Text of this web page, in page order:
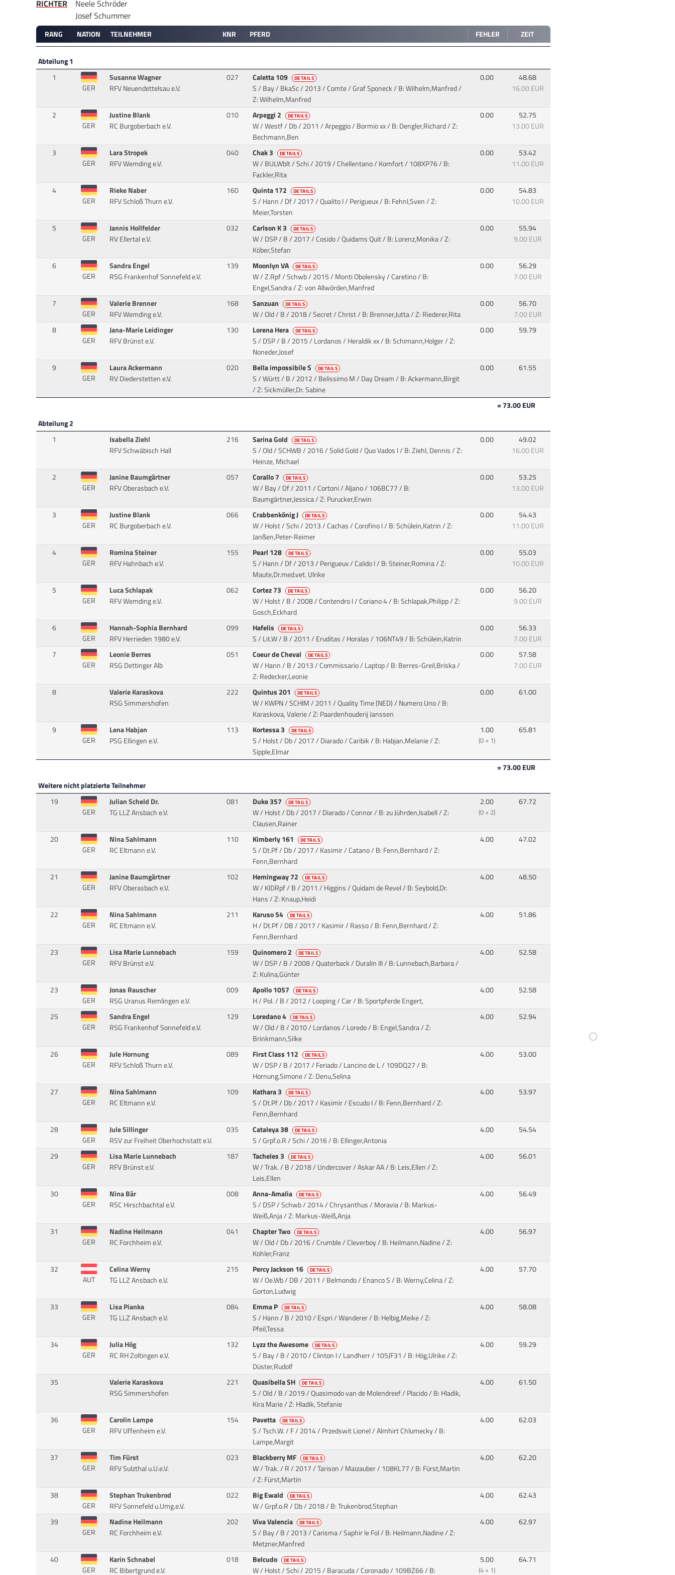
RICHTER
Neele Schröder
Josef Schummer
RANG NATION TEILNEHMER KNR PFERD FEHLER ZEIT
Abteilung 1
1
GER
Susanne Wagner
RFV Neuendettelsau e.V.
027 Caletta 109 DETAILS
S / Bay / BkaSc / 2013 / Comte / Graf Sponeck/ B: Wilhelm,Manfred /
Z: Wilhelm,Manfred
0.00
48.68
16.00 EUR
2
GER
Justine Blank
RC Burgoberbach e.V.
010 Arpeggi 2 DETAILS
W / Westf / Db / 2011 / Arpeggio / Bormio xx/ B: Dengler,Richard / Z:
Bechmann,Ben
0.00
52.75
13.00 EUR
3
GER
Lara Stropek
RFV Wemding e.V.
040 Chak 3 DETAILS
W / BULWblt / Schi / 2019 / Chellentano / Komfort/ 108XP76 / B:
Fackler,Rita
0.00
53.42
11.00 EUR
4
GER
Rieke Naber
RFV Schloß Thurn e.V.
160 Quinta 172 DETAILS
S / Hann / Df / 2017 / Qualito I / Perigueux/ B: Fehnl,Sven / Z:
Meier,Torsten
0.00
54.83
10.00 EUR
5
GER
Jannis Hollfelder
RV Ellertal e.V.
032 Carlson K 3 DETAILS
W / DSP / B / 2017 / Cosido / Quidams Quit/ B: Lorenz,Monika / Z:
Köber,Stefan
0.00
55.94
9.00 EUR
6
GER
Sandra Engel
RSG Frankenhof Sonnefeld e.V.
139 Moonlyn VA DETAILS
W / Z.Rpf / Schwb / 2015 / Monti Obolensky / Caretino/ B:
Engel,Sandra / Z: von Allwörden,Manfred
0.00
56.29
7.00 EUR
7
GER
Valerie Brenner
RFV Wemding e.V.
168 Sanzuan DETAILS
W / Old / B / 2018 / Secret / Christ/ B: Brenner,Jutta / Z: Riederer,Rita
0.00
56.70
7.00 EUR
8
GER
Jana-Marie Leidinger
RFV Brünst e.V.
130 Lorena Hera DETAILS
S / DSP / B / 2015 / Lordanos / Heraldik xx/ B: Schimann,Holger / Z:
Noneder,Josef
0.00 59.79
9
GER
Laura Ackermann
RV Diederstetten e.V.
020 Bella impossibile S DETAILS
S / Württ / B / 2012 / Belissimo M / Day Dream/ B: Ackermann,Birgit
/ Z: Sickmüller,Dr. Sabine
0.00 61.55
= 73.00 EUR
Abteilung 2
1
Isabella Ziehl
RFV Schwäbisch Hall
216 Sarina Gold DETAILS
S / Old / SCHWB / 2016 / Solid Gold / Quo Vados I/ B: Ziehl, Dennis / Z:
Heinze, Michael
0.00
49.02
16.00 EUR
2
GER
Janine Baumgärtner
RFV Oberasbach e.V.
057 Corallo 7 DETAILS
W / Bay / Df / 2011 / Cortoni / Aljano/ 106BC77 / B:
Baumgärtner,Jessica / Z: Purucker,Erwin
0.00
53.25
13.00 EUR
3
GER
Justine Blank
RC Burgoberbach e.V.
066 Crabbenkönig J DETAILS
W / Holst / Schi / 2013 / Cachas / Corofino I/ B: Schülein,Katrin / Z:
Janßen,Peter-Reimer
0.00
54.43
11.00 EUR
4
GER
Romina Steiner
RFV Hahnbach e.V.
155 Pearl 128 DETAILS
S / Hann / Df / 2013 / Perigueux / Calido I/ B: Steiner,Romina / Z:
Maute,Dr.med.vet. Ulrike
0.00
55.03
10.00 EUR
5
GER
Luca Schlapak
RFV Wemding e.V.
062 Cortez 73 DETAILS
W / Holst / B / 2008 / Contendro I / Coriano 4/ B: Schlapak,Philipp / Z:
Gosch,Eckhard
0.00
56.20
9.00 EUR
6
GER
Hannah-Sophia Bernhard
RFV Herrieden 1980 e.V.
099 Hafelis DETAILS
S / Lit.W / B / 2011 / Eruditas / Horalas/ 106NT49 / B: Schülein,Katrin
0.00
56.33
7.00 EUR
7
GER
Leonie Berres
RSG Dettinger Alb
051 Coeur de Cheval DETAILS
W / Hann / B / 2013 / Commissario / Laptop/ B: Berres-Greil,Briska /
Z: Redecker,Leonie
0.00
57.58
7.00 EUR
8
Valerie Karaskova
RSG Simmershofen
222 Quintus 201 DETAILS
W / KWPN / SCHIM / 2011 / Quality Time (NED) / Numero Uno/ B:
Karaskova, Valerie / Z: Paardenhouderij Janssen
0.00 61.00
9
GER
Lena Habjan
PSG Ellingen e.V.
113 Kortessa 3 DETAILS
S / Holst / Db / 2017 / Diarado / Caribik/ B: Habjan,Melanie / Z:
Sipple,Elmar
1.00
(0 + 1)
65.81
= 73.00 EUR
Weitere nicht platzierte Teilnehmer
19
GER
Julian Scheld Dr.
TG LLZ Ansbach e.V.
081 Duke 357 DETAILS
W / Holst / Db / 2017 / Diarado / Connor/ B: zu Jührden,Isabell / Z:
Clausen,Rainer
2.00
(0 + 2)
67.72
20
GER
Nina Sahlmann
RC Eltmann e.V.
110 Kimberly 161 DETAILS
S / Dt.Pf / Db / 2017 / Kasimir / Catano/ B: Fenn,Bernhard / Z:
Fenn,Bernhard
4.00 47.02
21
GER
Janine Baumgärtner
RFV Oberasbach e.V.
102 Hemingway 72 DETAILS
W / KlDRpf / B / 2011 / Higgins / Quidam de Revel/ B: Seybold,Dr.
Hans / Z: Knaup,Heidi
4.00 48.50
22
GER
Nina Sahlmann
RC Eltmann e.V.
211 Karuso 54 DETAILS
H / Dt.Pf / DB / 2017 / Kasimir / Rasso/ B: Fenn,Bernhard / Z:
Fenn,Bernhard
4.00 51.86
23
GER
Lisa Marie Lunnebach
RFV Brünst e.V.
159 Quinomero 2 DETAILS
W / DSP / B / 2008 / Quaterback / Duralin III/ B: Lunnebach,Barbara /
Z: Kulina,Günter
4.00 52.58
23
GER
Jonas Rauscher
RSG Uranus Remlingen e.V.
009 Apollo 1057 DETAILS
H / Pol. / B / 2012 / Looping / Car/ B: Sportpferde Engert,
4.00 52.58
25
GER
Sandra Engel
RSG Frankenhof Sonnefeld e.V.
129 Loredano 4 DETAILS
W / Old / B / 2010 / Lordanos / Loredo/ B: Engel,Sandra / Z:
Brinkmann,Silke
4.00 52.94
26
GER
Jule Hornung
RFV Schloß Thurn e.V.
089 First Class 112 DETAILS
W / DSP / B / 2017 / Feriado / Lancino de L/ 109DQ27 / B:
Hornung,Simone / Z: Denu,Selina
4.00 53.00
27
GER
Nina Sahlmann
RC Eltmann e.V.
109 Kathara 3 DETAILS
S / Dt.Pf / Db / 2017 / Kasimir / Escudo I/ B: Fenn,Bernhard / Z:
Fenn,Bernhard
4.00 53.97
28
GER
Jule Sillinger
RSV zur Freiheit Oberhochstatt e.V.
035 Cataleya 38 DETAILS
S / Grpf.o.R / Schi / 2016/ B: Ellinger,Antonia
4.00 54.54
29
GER
Lisa Marie Lunnebach
RFV Brünst e.V.
187 Tacheles 3 DETAILS
W / Trak. / B / 2018 / Undercover / Askar AA/ B: Leis,Ellen / Z:
Leis,Ellen
4.00 56.01
30
GER
Nina Bär
RSC Hirschbachtal e.V.
008 Anna-Amalia DETAILS
S / DSP / Schwb / 2014 / Chrysanthus / Moravia/ B: Markus-
Weiß,Anja / Z: Markus-Weiß,Anja
4.00 56.49
31
GER
Nadine Heilmann
RC Forchheim e.V.
041 Chapter Two DETAILS
W / Old / Db / 2016 / Crumble / Cleverboy/ B: Heilmann,Nadine / Z:
Kohler,Franz
4.00 56.97
32
AUT
Celina Werny
TG LLZ Ansbach e.V.
215 Percy Jackson 16 DETAILS
W / Oe.Wb / DB / 2011 / Belmondo / Enanco S/ B: Werny,Celina / Z:
Gorton,Ludwig
4.00 57.70
33
GER
Lisa Pianka
TG LLZ Ansbach e.V.
084 Emma P DETAILS
S / Hann / B / 2010 / Espri / Wanderer/ B: Helbig,Meike / Z:
Pfeil,Tessa
4.00 58.08
34
GER
Julia Hög
RC RH Zoltingen e.V.
132 Lyzz the Awesome DETAILS
S / Bay / B / 2010 / Clinton I / Landherr/ 105JF31 / B: Hög,Ulrike / Z:
Düster,Rudolf
4.00 59.29
35
Valerie Karaskova
RSG Simmershofen
221 Quasibella SH DETAILS
S / Old / B / 2019 / Quasimodo van de Molendreef / Placido/ B: Hladik,
Kira Marie / Z: Hladik, Stefanie
4.00 61.50
36
GER
Carolin Lampe
RFV Uffenheim e.V.
154 Pavetta DETAILS
S / Tsch.W. / F / 2014 / Przedswit Lionel / Almhirt Chlumecky/ B:
Lampe,Margit
4.00 62.03
37
GER
Tim Fürst
RFV Sulzthal u.U.e.V.
023 Blackberry MF DETAILS
W / Trak. / R / 2017 / Tarison / Maizauber/ 108KL77 / B: Fürst,Martin
/ Z: Fürst,Martin
4.00 62.20
38
GER
Stephan Trukenbrod
RFV Sonnefeld u.Umg.e.V.
022 Big Ewald DETAILS
W / Grpf.o.R / Db / 2018/ B: Trukenbrod,Stephan
4.00 62.43
39
GER
Nadine Heilmann
RC Forchheim e.V.
202 Viva Valencia DETAILS
S / Bay / B / 2013 / Carisma / Saphir le Fol/ B: Heilmann,Nadine / Z:
Metzner,Manfred
4.00 62.97
40
GER
Karin Schnabel
RC Bibertgrund e.V.
018 Belcudo DETAILS
W / Holst / Schi / 2015 / Baracuda / Coronado/ 109BZ66 / B:
5.00
(4 + 1)
64.71